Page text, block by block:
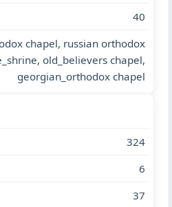
40
chapel, russian orthodox
old_believers chapel,
georgian_orthodox chapel
324
6
37